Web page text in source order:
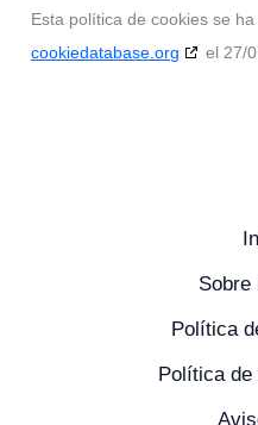
Esta política de cookies se
cookiedatabase.org
el 27/
Sobre
Política
Política de